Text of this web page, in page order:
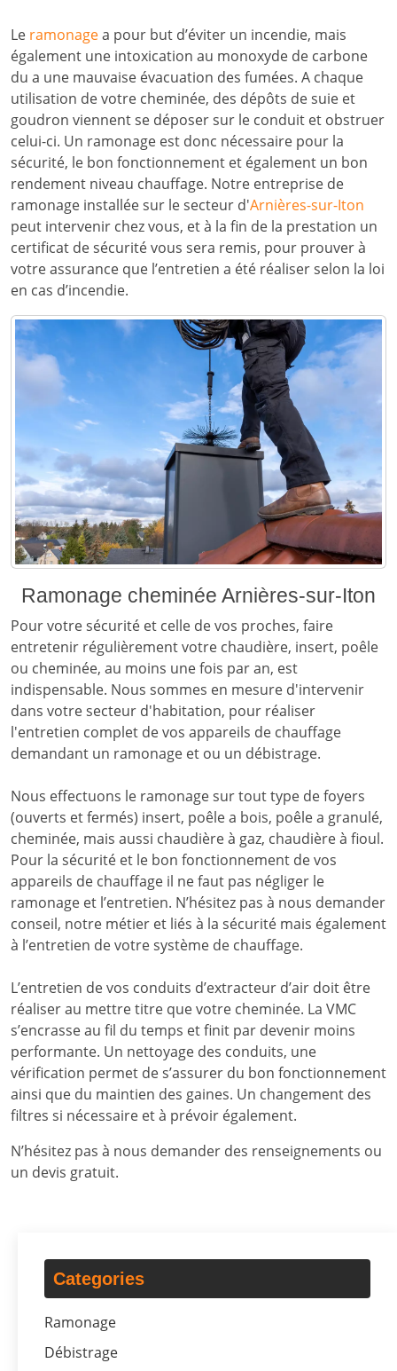
Le ramonagea pour but d’éviter un incendie, mais
également une intoxication au monoxyde de carbone
du a une mauvaise évacuation des fumées. A chaque
utilisation de votre cheminée, des dépôts de suie et
goudron viennent se déposer sur le conduit et obstruer
celui-ci. Un ramonage est donc nécessaire pour la
sécurité, le bon fonctionnement et également un bon
rendement niveau chauffage. Notre entreprise de
ramonage installée sur le secteur d'Arnières-sur-Iton
peut intervenir chez vous, et à la fin de la prestation un
certificat de sécurité vous sera remis, pour prouver à
votre assurance que l’entretien a été réaliser selon la loi
en cas d’incendie.
Ramonage cheminée Arnières-sur-Iton
Pour votre sécurité et celle de vos proches, faire
entretenir régulièrement votre chaudière, insert, poêle
ou cheminée, au moins une fois par an, est
indispensable. Nous sommes en mesure d'intervenir
dans votre secteur d'habitation, pour réaliser
l'entretien complet de vos appareils de chauffage
demandant un ramonage et ou un débistrage.
Nous effectuons le ramonage sur tout type de foyers
(ouverts et fermés) insert, poêle a bois, poêle a granulé,
cheminée, mais aussi chaudière à gaz, chaudière à fioul.
Pour la sécurité et le bon fonctionnement de vos
appareils de chauffage il ne faut pas négliger le
ramonage et l’entretien. N’hésitez pas à nous demander
conseil, notre métier et liés à la sécurité mais également
à l’entretien de votre système de chauffage.
L’entretien de vos conduits d’extracteur d’air doit être
réaliser au mettre titre que votre cheminée. La VMC
s’encrasse au fil du temps et finit par devenir moins
performante. Un nettoyage des conduits, une
vérification permet de s’assurer du bon fonctionnement
ainsi que du maintien des gaines. Un changement des
filtres si nécessaire et à prévoir également.
N’hésitez pas à nous demander des renseignements ou
un devis gratuit.
Categories
Ramonage
Débistrage